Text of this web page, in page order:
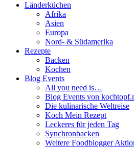
Länderküchen
Afrika
Asien
Europa
Nord- & Südamerika
Rezepte
Backen
Kochen
Blog Events
All you need is…
Blog Events von
Die kulinarische Weltreise
Koch Mein Rezept
Leckeres für jeden Tag
Synchronbacken
Weitere Foodblogger